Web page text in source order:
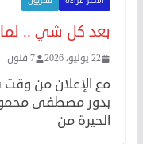
بعد كل شي ..
22 يوليو، 2026 7 فنون
مع الإعلان من وقت
بدور مصطفى
الحيرة من